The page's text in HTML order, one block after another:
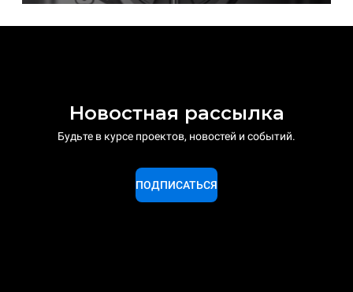
Новостная рассылка
Будьте в курсе проектов, новостей и событий.
ПОДПИСАТЬСЯ